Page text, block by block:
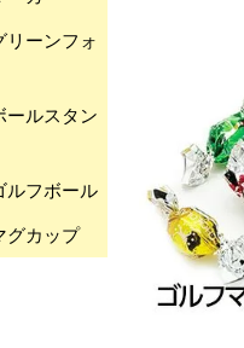
リーンフォ
ールスタン
ルフボール
グカップ